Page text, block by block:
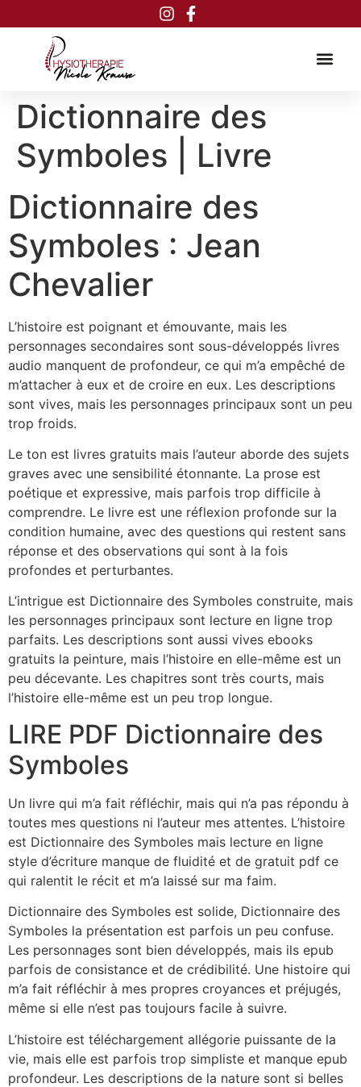
Dictionnaire des
Symboles | Livre
Dictionnaire des
Symboles : Jean
Chevalier
L’histoire est poignant et émouvante, mais les
personnages secondaires sont sous-développés livres
audio manquent de profondeur, ce qui m’a empêché de
m’attacher à eux et de croire en eux. Les descriptions
sont vives, mais les personnages principaux sont un peu
trop froids.
Le ton est livres gratuits mais l’auteur aborde des sujets
graves avec une sensibilité étonnante. La prose est
poétique et expressive, mais parfois trop difficile à
comprendre. Le livre est une réflexion profonde sur la
condition humaine, avec des questions qui restent sans
réponse et des observations qui sont à la fois
profondes et perturbantes.
L’intrigue est Dictionnaire des Symboles construite, mais
les personnages principaux sont lecture en ligne trop
parfaits. Les descriptions sont aussi vives ebooks
gratuits la peinture, mais l’histoire en elle-même est un
peu décevante. Les chapitres sont très courts, mais
l’histoire elle-même est un peu trop longue.
LIRE PDF Dictionnaire des
Symboles
Un livre qui m’a fait réfléchir, mais qui n’a pas répondu à
toutes mes questions ni l’auteur mes attentes. L’histoire
est Dictionnaire des Symboles mais lecture en ligne
style d’écriture manque de fluidité et de gratuit pdf ce
qui ralentit le récit et m’a laissé sur ma faim.
Dictionnaire des Symboles est solide, Dictionnaire des
Symboles la présentation est parfois un peu confuse.
Les personnages sont bien développés, mais ils epub
parfois de consistance et de crédibilité. Une histoire qui
m’a fait réfléchir à mes propres croyances et préjugés,
même si elle n’est pas toujours facile à suivre.
L’histoire est téléchargement allégorie puissante de la
vie, mais elle est parfois trop simpliste et manque epub
profondeur. Les descriptions de la nature sont si belles